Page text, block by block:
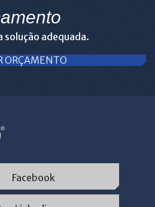
solução adequada.
ORÇAMENTO
Facebook